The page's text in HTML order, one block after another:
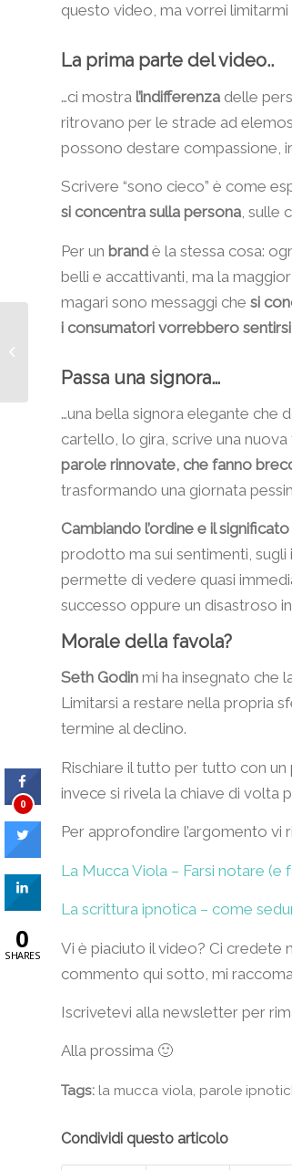
questo video, ma vorrei
La prima parte del video..
…ci mostra l’indifferenza delle
ritrovano per le strade ad
possono destare compassione,
Scrivere “sono cieco” è come
si concentra sulla persona, sulle
Per un brand è la stessa cosa:
belli e accattivanti, ma la
magari sono messaggi che si
i consumatori vorrebbero
Passa una signora…
…una bella signora elegante che
cartello, lo gira, scrive una
parole rinnovate, che fanno
trasformando una giornata
Cambiando l’ordine e il
prodotto ma sui sentimenti,
permette di vedere quasi
successo oppure un disastroso
Morale della favola?
Seth Godin mi ha insegnato che
Limitarsi a restare nella propria
termine al declino.
Rischiare il tutto per tutto con
invece si rivela la chiave di volta
Per approfondire l’argomento vi
La Mucca Viola – Farsi notare
La scrittura ipnotica – come
Vi è piaciuto il video? Ci credete
commento qui sotto, mi
Iscrivetevi alla newsletter per
Alla prossima 🙂
Tags: la mucca viola, parole
Condividi questo articolo
Il caso Peugeot 308:
efficaci
0
0
SHARES